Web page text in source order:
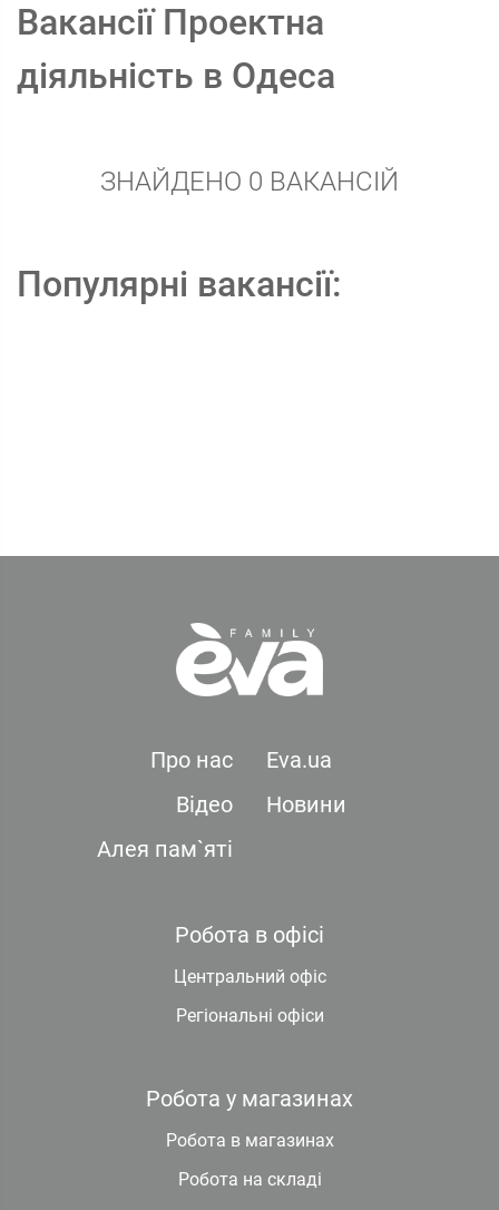
Вакансії Проектна
діяльність в Одеса
ЗНАЙДЕНО 0 ВАКАНСІЙ
Популярні вакансії:
Про нас
Eva.ua
Відео
Новини
Алея пам`яті
Робота в офісі
Центральний офіс
Регіональні офіси
Робота у магазинах
Робота в магазинах
Робота на складі